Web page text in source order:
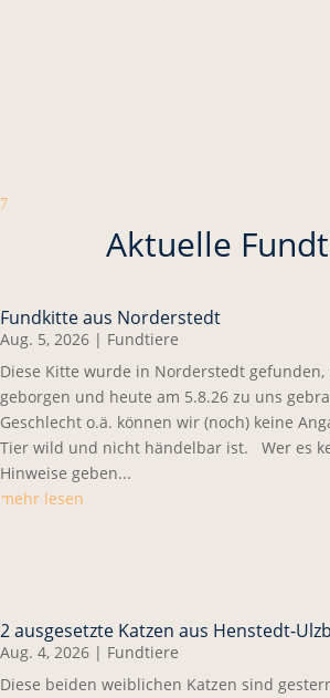
7
Aktuelle
Fundkitte aus Norderstedt
Aug. 5, 2026 | Fundtiere
Diese Kitte wurde in Norderstedt
geborgen und heute am 5.8.26 zu uns
Geschlecht o.ä. können wir (noch) keine
Tier wild und nicht händelbar ist. Wer es
Hinweise geben...
mehr lesen
2 ausgesetzte Katzen aus Henstedt-
Aug. 4, 2026 | Fundtiere
Diese beiden weiblichen Katzen sind